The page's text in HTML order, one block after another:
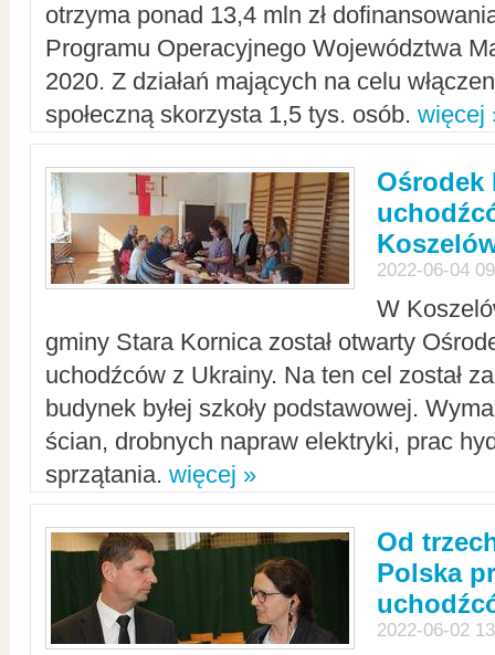
otrzyma ponad 13,4 mln zł
Programu Operacyjnego Województwa
2020. Z działań mających na celu
społeczną skorzysta 1,5 tys. osób. więcej
Ośrodek
2022-06-04
W
gminy Stara Kornica został otwarty
uchodźców z Ukrainy. Na ten cel został
budynek byłej szkoły podstawowej.
ścian, drobnych napraw elektryki, prac
sprzątania. więcej »
Od
Polska
2022-06-02